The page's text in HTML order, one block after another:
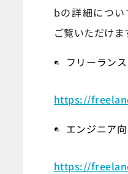
bの詳細につい
ご覧いただけま
フリーラン
https://
エンジニア
https://